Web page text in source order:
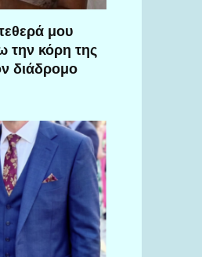
μου
την κόρη της
διάδρομο